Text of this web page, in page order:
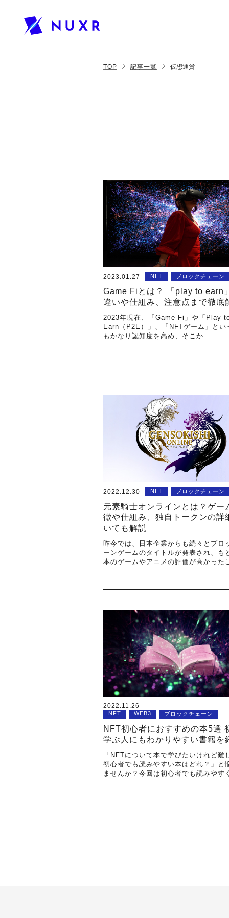
TOP 記事一覧 仮想通貨
2023.01.27 NFT ブロックチェーン
Game Fiとは？ 「play to earn
違いや仕組み、注意点まで徹底
2023年現在、「Game Fi」や「Play
Earn（P2E）」、「NFTゲーム」とい
もかなり認知度を高め、そこか
2022.12.30 NFT ブロックチェーン
元素騎士オンラインとは？ゲー
徴や仕組み、独自トークンの詳
いても解説
昨今では、日本企業からも続々とブロ
ーンゲームのタイトルが発表され、も
本のゲームやアニメの評価が高かった
2022.11.26
NFT WEB3 ブロックチェーン
NFT初心者におすすめの本5選
学ぶ人にもわかりやすい書籍を
「NFTについて本で学びたいけれど難
初心者でも読みやすい本はどれ？」と
ませんか？今回は初心者でも読みやす